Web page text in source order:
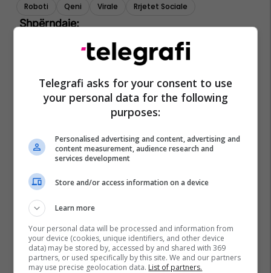
Roboti Qeni Virale Rrjetet Sociale
Telegrafi asks for your consent to use
your personal data for the following
purposes:
Personalised advertising and content, advertising and
content measurement, audience research and
services development
Store and/or access information on a device
Learn more
Your personal data will be processed and information from
your device (cookies, unique identifiers, and other device
data) may be stored by, accessed by and shared with 369
partners, or used specifically by this site. We and our partners
may use precise geolocation data. List of partners.